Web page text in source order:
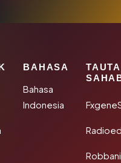
BAHASA
Bahasa
Indonesia